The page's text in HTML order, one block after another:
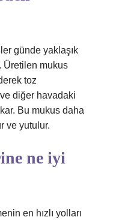
günde yaklaşık
Üretilen mukus
toz
ve diğer havadaki
Bu mukus daha
ve yutulur.
ne iyi
en hızlı yolları